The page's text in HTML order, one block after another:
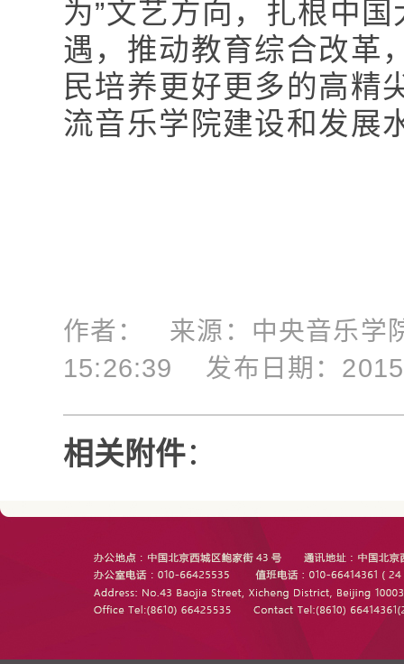
为”文艺方向，扎根中
遇，推动教育综合改革
民培养更好更多的高精
流音乐学院建设和发展
作者： 来源：中央音乐学
15:26:39 发布日期：
相关附件：